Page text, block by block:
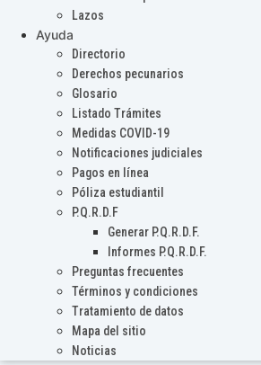
Lazos
Ayuda
Directorio
Derechos pecunarios
Glosario
Listado Trámites
Medidas COVID-19
Notificaciones judiciales
Pagos en línea
Póliza estudiantil
P.Q.R.D.F
Generar P.Q.R.D.F.
Informes P.Q.R.D.F.
Preguntas frecuentes
Términos y condiciones
Tratamiento de datos
Mapa del sitio
Noticias